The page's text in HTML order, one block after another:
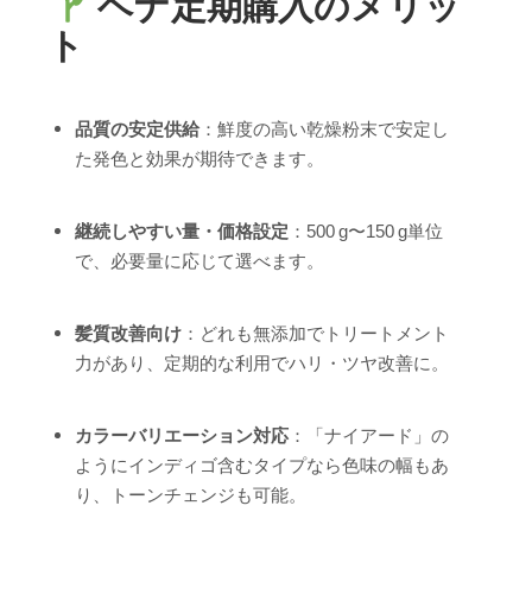
ト
品質の安定供給：鮮度の高い乾燥粉末で安定し
た発色と効果が期待できます。
継続しやすい量・価格設定 ：500 g〜150 g単位
で、必要量に応じて選べます。
髪質改善向け：どれも無添加でトリートメント
力があり、定期的な利用でハリ・ツヤ改善に。
カラーバリエーション対応：「ナイアード」の
ようにインディゴ含むタイプなら色味の幅もあ
り、トーンチェンジも可能。